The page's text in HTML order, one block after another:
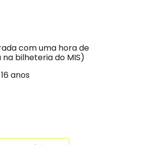
com uma hora de
bilheteria do MIS)
anos